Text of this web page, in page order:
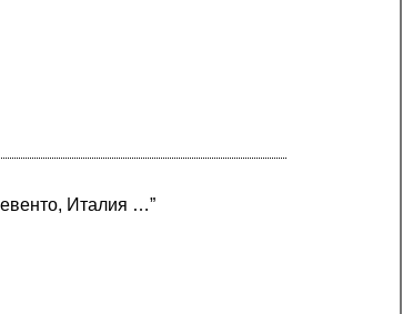
Италия …”